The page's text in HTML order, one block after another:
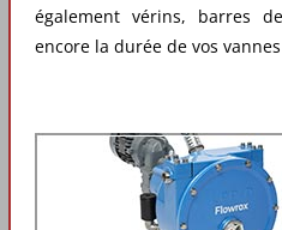
également vérins, barres
encore la durée de vos